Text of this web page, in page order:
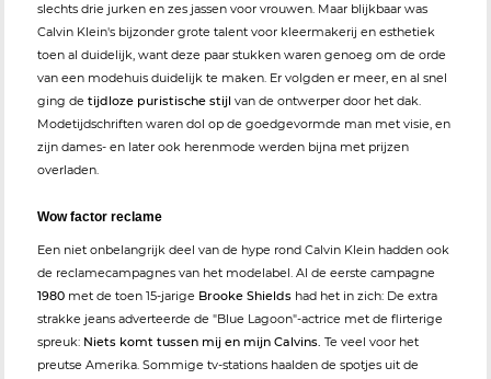
slechts drie jurken en zes jassen voor vrouwen. Maar blijkbaar was
Calvin Klein's bijzonder grote talent voor kleermakerij en esthetiek
toen al duidelijk, want deze paar stukken waren genoeg om de orde
van een modehuis duidelijk te maken. Er volgden er meer, en al snel
ging de tijdloze puristische stijl van de ontwerper door het dak.
Modetijdschriften waren dol op de goedgevormde man met visie, en
zijn dames- en later ook herenmode werden bijna met prijzen
overladen.
Wow factor reclame
Een niet onbelangrijk deel van de hype rond Calvin Klein hadden ook
de reclamecampagnes van het modelabel. Al de eerste campagne
1980 met de toen 15-jarige Brooke Shields had het in zich: De extra
strakke jeans adverteerde de "Blue Lagoon"-actrice met de flirterige
spreuk: Niets komt tussen mij en mijn Calvins. Te veel voor het
preutse Amerika. Sommige tv-stations haalden de spotjes uit de